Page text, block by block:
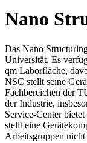
Nano
Das Nano
Universität. Es
qm Laborfläche,
NSC stellt seine
Fachbereichen der
der Industrie,
Service-Center
stellt eine
Arbeitsgruppen